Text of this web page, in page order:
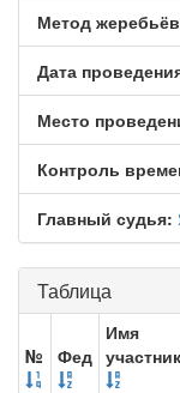
Метод
Дата
Место
Контроль
Главный судья:
Таблица
№ Фед
Имя